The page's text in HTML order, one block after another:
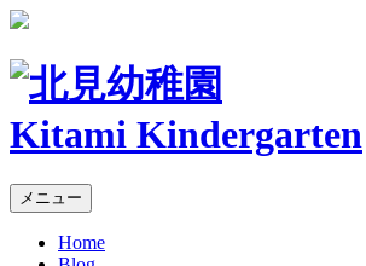
Kitami Kindergarten
メニュー
Home